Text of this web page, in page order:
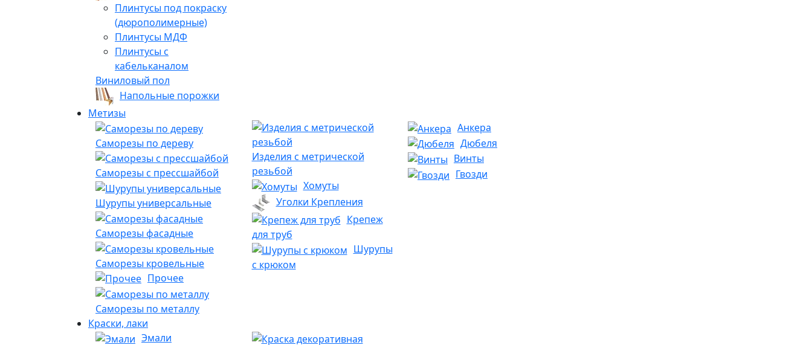
Плинтусы под покраску
(дюрополимерные)
Плинтусы МДФ
Плинтусы с
кабельканалом
Виниловый пол
Напольные порожки
Метизы
Саморезы по дереву
Саморезы с прессшайбой
Шурупы универсальные
Саморезы фасадные
Саморезы кровельные
Прочее
Саморезы по металлу
Изделия с метрической
резьбой
Хомуты
Уголки Крепления
Крепеж
для труб
Шурупы
с крюком
Анкера
Дюбеля
Винты
Гвозди
Краски, лаки
Эмали